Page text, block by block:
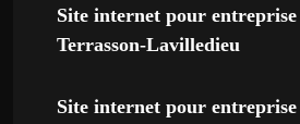
Site internet pour entreprise
Terrasson-Lavilledieu
Site internet pour entreprise